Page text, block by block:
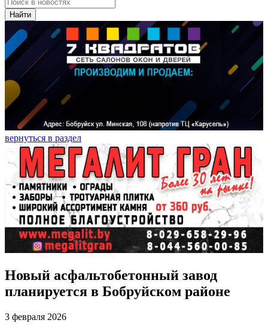
Найти
вернуться в раздел
Новый асфальтобетонный завод
планируется в Бобруйском районе
3 февраля 2026